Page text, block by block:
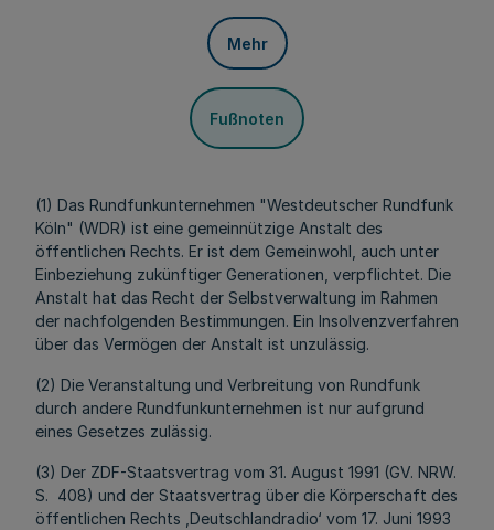
Mehr
Fußnoten
(1) Das Rundfunkunternehmen "Westdeutscher Rundfunk
Köln" (WDR) ist eine gemeinnützige Anstalt des
öffentlichen Rechts. Er ist dem Gemeinwohl, auch unter
Einbeziehung zukünftiger Generationen, verpflichtet. Die
Anstalt hat das Recht der Selbstverwaltung im Rahmen
der nachfolgenden Bestimmungen. Ein Insolvenzverfahren
über das Vermögen der Anstalt ist unzulässig.
(2) Die Veranstaltung und Verbreitung von Rundfunk
durch andere Rundfunkunternehmen ist nur aufgrund
eines Gesetzes zulässig.
(3) Der ZDF-Staatsvertrag vom 31. August 1991 (GV. NRW.
S. 408) und der Staatsvertrag über die Körperschaft des
öffentlichen Rechts ,Deutschlandradio‘ vom 17. Juni 1993